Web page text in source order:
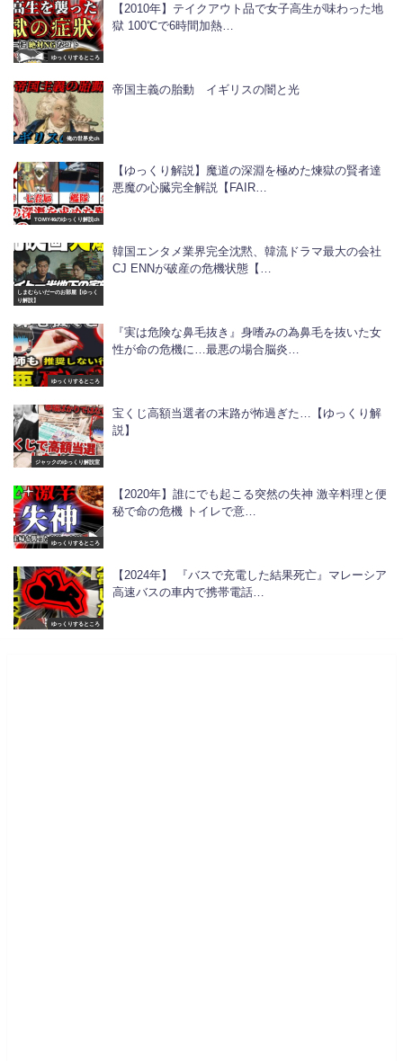
ゆっくりするところ
【2010年】テイクアウト品で女子高生が味わった地
獄 100℃で6時間加熱…
俺の世界史ch
帝国主義の胎動 イギリスの闇と光
TOMY46のゆっくり解説ch
【ゆっくり解説】魔道の深淵を極めた煉獄の賢者達
悪魔の心臓完全解説【FAIR…
しまむらいだーのお部屋【ゆっく
り解説】
韓国エンタメ業界完全沈黙、韓流ドラマ最大の会社
CJ ENNが破産の危機状態【…
ゆっくりするところ
『実は危険な鼻毛抜き』身嗜みの為鼻毛を抜いた女
性が命の危機に…最悪の場合脳炎…
ジャックのゆっくり解説室
宝くじ高額当選者の末路が怖過ぎた…【ゆっくり解
説】
ゆっくりするところ
【2020年】誰にでも起こる突然の失神 激辛料理と便
秘で命の危機 トイレで意…
ゆっくりするところ
【2024年】 『バスで充電した結果死亡』マレーシア
高速バスの車内で携帯電話…